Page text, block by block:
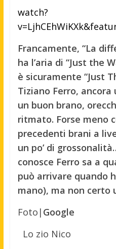
watch?
Francamente, “La
ha l’aria di “Just the
è sicuramente “Just
Tiziano Ferro,
un buon brano,
ritmato. Forse meno
precedenti brani a
un po’ di
conosce Ferro sa a
può arrivare quando
mano), ma non certo
Foto| Google
Lo zio Nico